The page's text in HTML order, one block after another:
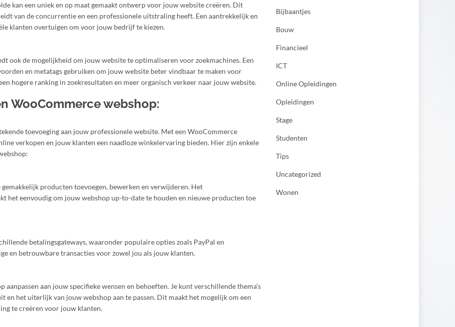
kan een uniek en op maat gemaakt ontwerp voor jouw website creëren. Dit
van de concurrentie en een professionele uitstraling heeft. Een aantrekkelijk en
klanten overtuigen om voor jouw bedrijf te kiezen.
ook de mogelijkheid om jouw website te optimaliseren voor zoekmachines. Een
en metatags gebruiken om jouw website beter vindbaar te maken voor
hogere ranking in zoekresultaten en meer organisch verkeer naar jouw website.
WooCommerce webshop:
toevoeging aan jouw professionele website. Met een WooCommerce
verkopen en jouw klanten een naadloze winkelervaring bieden. Hier zijn enkele
producten toevoegen, bewerken en verwijderen. Het
het eenvoudig om jouw webshop up-to-date te houden en nieuwe producten toe
betalingsgateways, waaronder populaire opties zoals PayPal en
en betrouwbare transacties voor zowel jou als jouw klanten.
aan jouw specifieke wensen en behoeften. Je kunt verschillende thema’s
en het uiterlijk van jouw webshop aan te passen. Dit maakt het mogelijk om een
te creëren voor jouw klanten.
Bijbaantjes
Bouw
Financieel
ICT
Online Opleidingen
Opleidingen
Stage
Studenten
Tips
Uncategorized
Wonen